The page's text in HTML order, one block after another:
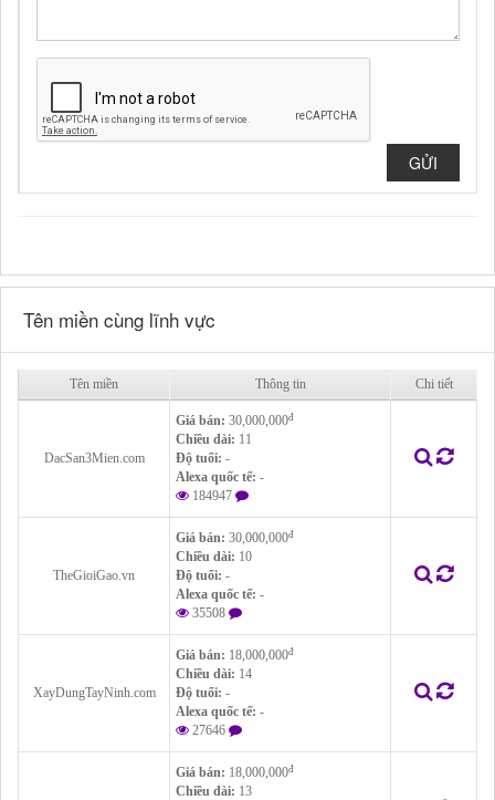
GỬI
Tên miền cùng lĩnh vực
Tên miền Thông tin Chi tiết
DacSan3Mien.com
Giá bán: 30,000,000đ
Chiều dài: 11
Độ tuổi: -
Alexa quốc tế: -
184947
TheGioiGao.vn
Giá bán: 30,000,000đ
Chiều dài: 10
Độ tuổi: -
Alexa quốc tế: -
35508
XayDungTayNinh.com
Giá bán: 18,000,000đ
Chiều dài: 14
Độ tuổi: -
Alexa quốc tế: -
27646
Giá bán: 18,000,000đ
Chiều dài: 13